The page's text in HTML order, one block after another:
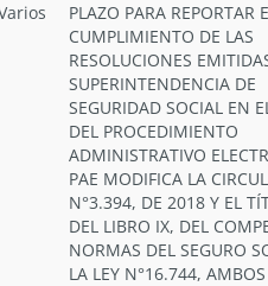
PLAZO PARA REPORTAR
CUMPLIMIENTO DE LAS
RESOLUCIONES
SUPERINTENDENCIA DE
SEGURIDAD SOCIAL EN
DEL PROCEDIMIENTO
ADMINISTRATIVO
PAE MODIFICA LA
N°3.394, DE 2018 Y EL
DEL LIBRO IX, DEL
NORMAS DEL SEGURO
LA LEY N°16.744,